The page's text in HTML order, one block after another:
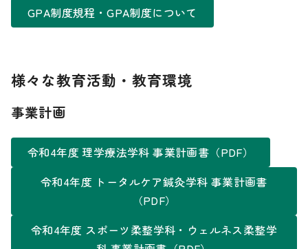
GPA制度規程・GPA制度について
様々な教育活動・教育環境
事業計画
令和4年度 理学療法学科 事業計画書（PDF）
令和4年度 トータルケア鍼灸学科 事業計画書
（PDF）
令和4年度 スポーツ柔整学科・ウェルネス柔整学